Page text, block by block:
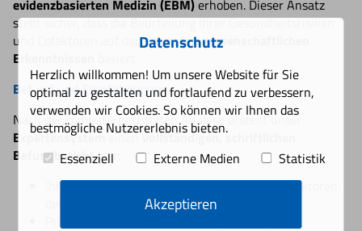
evidenzbasierten Medizin (EBM)erhoben. Dieser Ansatz
stellt sicher, dass die Beurteilung Ihrer Gesundheitsrisiken
und Cofaktoren auf denneuesten wissenschaftlichen
Erkenntnissen
Befund und Empfehlungen
Nach der computergestützten Analyse erstellt unser
Expertensystem einenvollständigen, schriftlichen
Befundbericht, der:
Ihre individuellen Gesundheitsrisiken und Cofaktoren
detailliert auswertet.
Datenschutz
Herzlich willkommen! Um unsere Website für Sie
optimal zu gestalten und fortlaufend zu verbessern,
verwenden wir Cookies. So können wir Ihnen das
bestmögliche Nutzererlebnis bieten.
Essenziell
Externe Medien Statistik
Akzeptieren